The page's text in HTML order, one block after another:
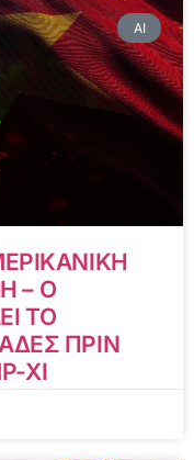
AI
– Ο
ΤΟ
ΠΡΙΝ
XI